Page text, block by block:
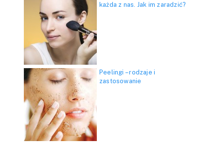
każda z nas. Jak im zaradzić?
Peelingi – rodzaje i
zastosowanie